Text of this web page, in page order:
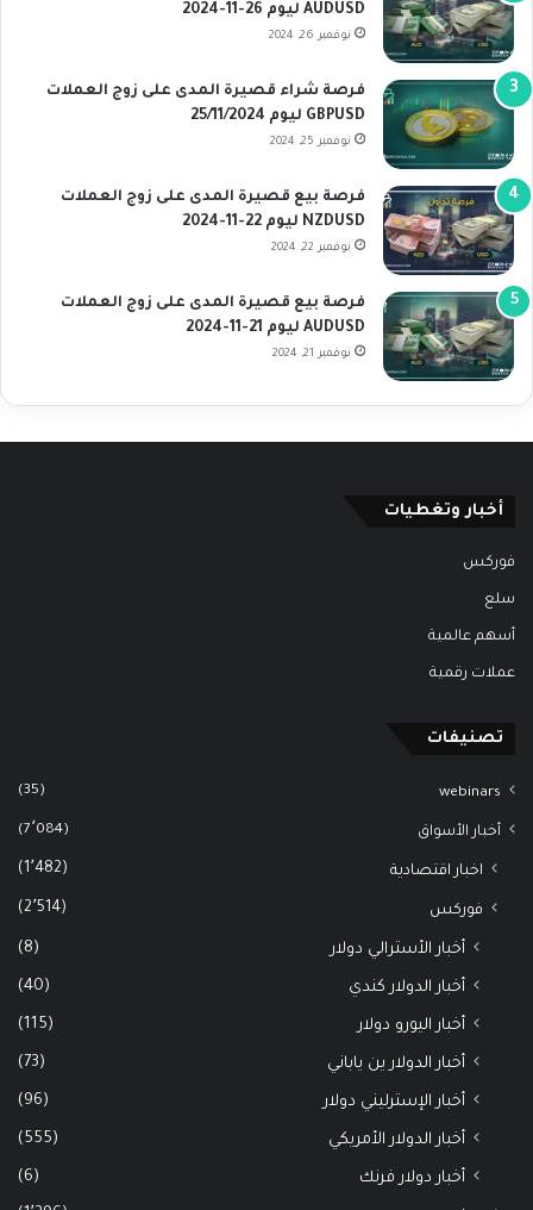
AUDUSD ليوم 26-11-2024
نوفمبر 26, 2024
فرصة شراء قصيرة المدى على زوج العملات
GBPUSD ليوم 25/11/2024
نوفمبر 25, 2024
فرصة بيع قصيرة المدى على زوج العملات
NZDUSD ليوم 22-11-2024
نوفمبر 22, 2024
فرصة بيع قصيرة المدى على زوج العملات
AUDUSD ليوم 21-11-2024
نوفمبر 21, 2024
أخبار وتغطيات
فوركس
سلع
أسهم عالمية
عملات رقمية
تصنيفات
webinars
(35)
أخبار الأسواق (7٬084)
اخبار اقتصادية (1٬482)
فوركس (2٬514)
أخبار الأسترالي دولار (8)
أخبار الدولار كندي (40)
أخبار اليورو دولار (115)
أخبار الدولار ين ياباني (73)
أخبار الإسترليني دولار (96)
أخبار الدولار الأمريكي (555)
أخبار دولار فرنك (6)